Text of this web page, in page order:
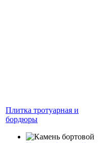
Плитка тротуарная и
бордюры